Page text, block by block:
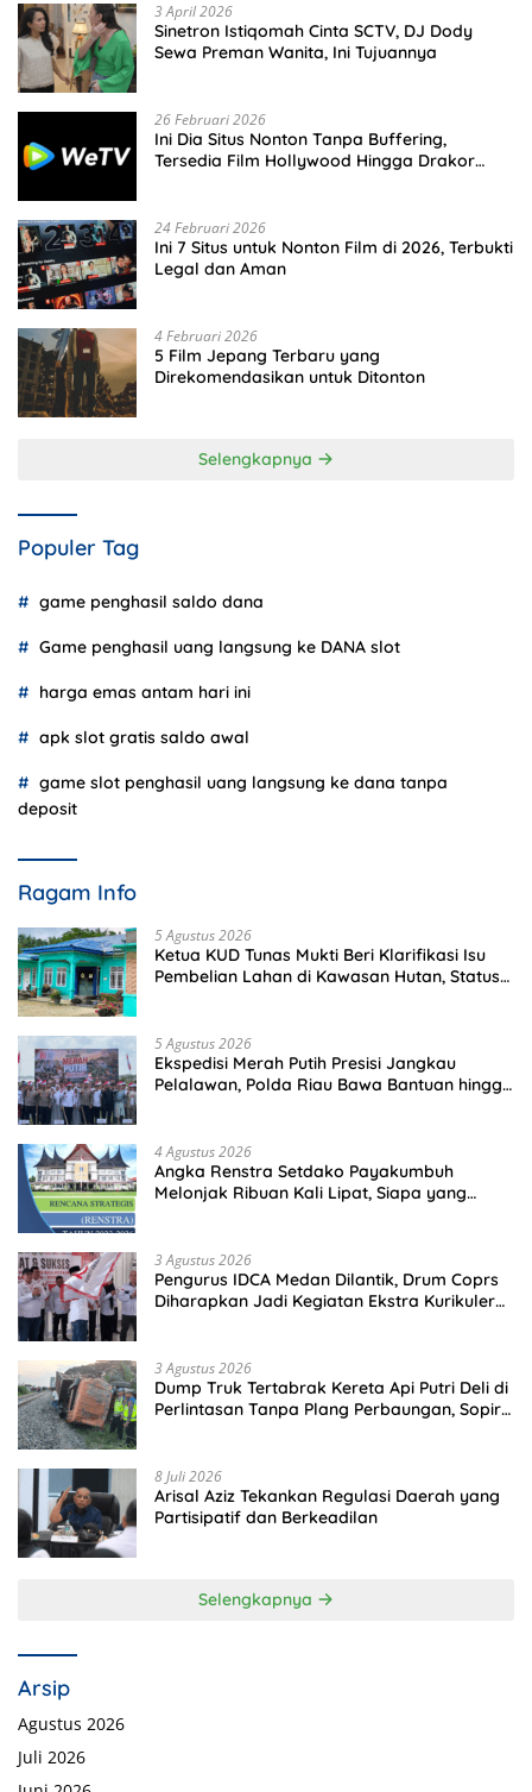
3 April 2026
Sinetron Istiqomah Cinta SCTV, DJ Dody
Sewa Preman Wanita, Ini Tujuannya
26 Februari 2026
Ini Dia Situs Nonton Tanpa Buffering,
Tersedia Film Hollywood Hingga Drakor
24 Februari 2026
Ini 7 Situs untuk Nonton Film di 2026, Terbukti
Legal dan Aman
4 Februari 2026
5 Film Jepang Terbaru yang
Direkomendasikan untuk Ditonton
Selengkapnya
Populer Tag
game penghasil saldo dana
Game penghasil uang langsung ke DANA slot
harga emas antam hari ini
apk slot gratis saldo awal
game slot penghasil uang langsung ke dana tanpa
deposit
Ragam Info
5 Agustus 2026
Ketua KUD Tunas Mukti Beri Klarifikasi Isu
Pembelian Lahan di Kawasan Hutan, Status
5 Agustus 2026
Ekspedisi Merah Putih Presisi Jangkau
Pelalawan, Polda Riau Bawa Bantuan hingga
4 Agustus 2026
Angka Renstra Setdako Payakumbuh
Melonjak Ribuan Kali Lipat, Siapa yang
3 Agustus 2026
Pengurus IDCA Medan Dilantik, Drum Coprs
Diharapkan Jadi Kegiatan Ekstra Kurikuler
3 Agustus 2026
Dump Truk Tertabrak Kereta Api Putri Deli di
Perlintasan Tanpa Plang Perbaungan, Sopir
8 Juli 2026
Arisal Aziz Tekankan Regulasi Daerah yang
Partisipatif dan Berkeadilan
Selengkapnya
Arsip
Agustus 2026
Juli 2026